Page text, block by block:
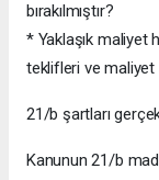
bırakılmıştır?
* Yaklaşık maliyet
teklifleri ve maliyet
21/b şartları
Kanunun 21/b